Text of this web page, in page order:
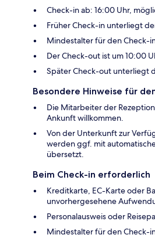
Check-in ab: 16:00 Uhr,
Früher Check-in unterliegt
Mindestalter für den Check-
Der Check-out ist um 10:00
Später Check-out unterliegt
Besondere Hinweise für
Die Mitarbeiter der
Ankunft willkommen.
Von der Unterkunft zur
werden ggf. mit
übersetzt.
Beim Check-in erforderlich
Kreditkarte, EC-Karte oder
unvorhergesehene
Personalausweis oder
Mindestalter für den Check-